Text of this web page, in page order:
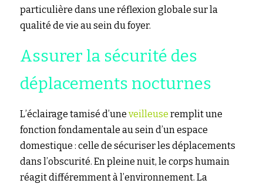
particulière dans une réflexion globale sur la
qualité de vie au sein du foyer.
Assurer la sécurité des
déplacements nocturnes
L’éclairage tamisé d’une veilleuse remplit une
fonction fondamentale au sein d’un espace
domestique : celle de sécuriser les déplacements
dans l’obscurité. En pleine nuit, le corps humain
réagit différemment à l’environnement. La